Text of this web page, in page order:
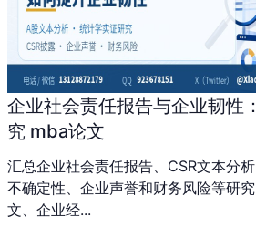
企业社会责任报告与企业韧性
究 mba论文
汇总企业社会责任报告、CSR文本分
不确定性、企业声誉和财务风险等研
文、企业经...